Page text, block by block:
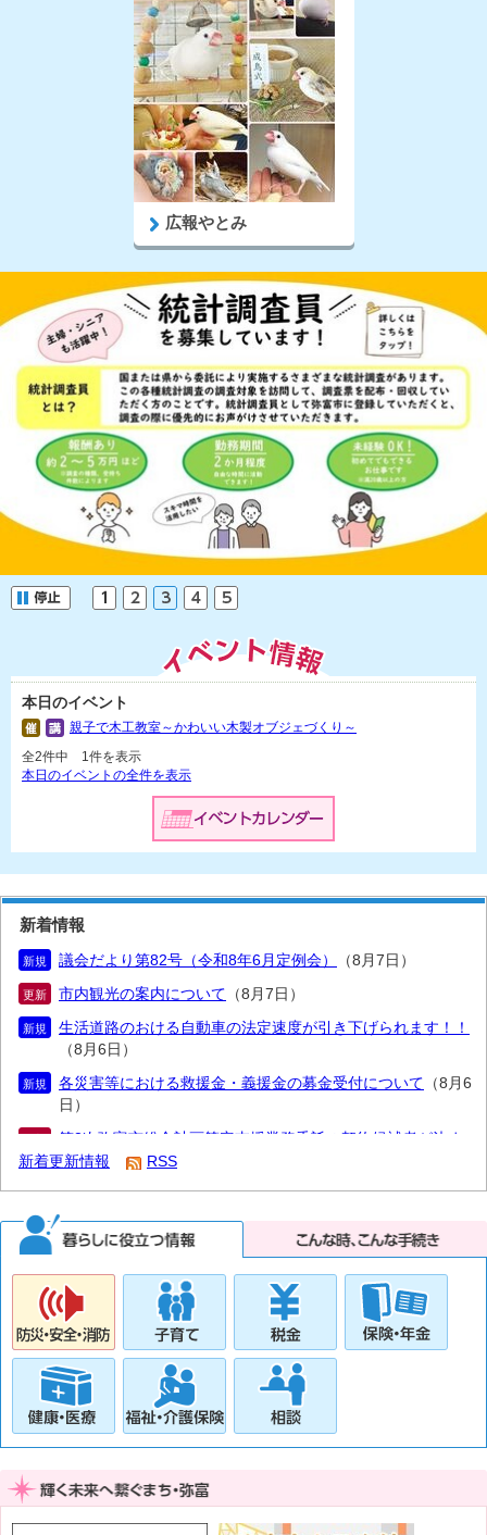
広報やとみ
本日のイベント
親子で木工教室～かわいい木製オブジェづくり～
全2件中 1件を表示
本日のイベントの全件を表示
新着情報
新規 議会だより第82号（令和8年6月定例会） （8月7日）
更新 市内観光の案内について （8月7日）
新規
生活道路のおける自動車の法定速度が引き下げられます！！
（8月6日）
新規 各災害等における救援金・義援金の募金受付について （8月6
日）
第3次弥富市総合計画策定支援業務委託の契約候補者が決ま
りました
（8月6日）
更新
地域計画 変更協議の場・変更案の公告・縦覧・変更に係る
公告について
廃食用油の回収 （8月6日）
更新
令和9年度採用弥富市職員を募集します【応募受付期間終
了】
（8月5日）
更新 公立保育所見学会を行います （8月4日）
更新 音声で「広報やとみ8月号」が聞けます
新規 最高裁判決を踏まえた保護費の追加給付について
日）
（7月31日）
新着更新情報 RSS